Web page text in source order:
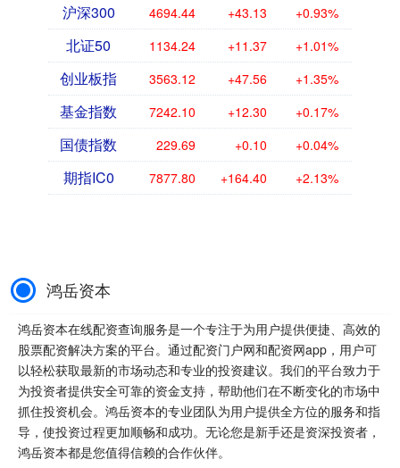
沪深300 4694.44 +43.13 +0.93%
北证50 1134.24 +11.37 +1.01%
创业板指 3563.12 +47.56 +1.35%
基金指数 7242.10 +12.30 +0.17%
国债指数 229.69 +0.10 +0.04%
期指IC0 7877.80 +164.40 +2.13%
鸿岳资本
鸿岳资本在线配资查询服务是一个专注于为用户提供便捷、高效的
股票配资解决方案的平台。通过配资门户网和配资网app，用户可
以轻松获取最新的市场动态和专业的投资建议。我们的平台致力于
为投资者提供安全可靠的资金支持，帮助他们在不断变化的市场中
抓住投资机会。鸿岳资本的专业团队为用户提供全方位的服务和指
导，使投资过程更加顺畅和成功。无论您是新手还是资深投资者，
鸿岳资本都是您值得信赖的合作伙伴。